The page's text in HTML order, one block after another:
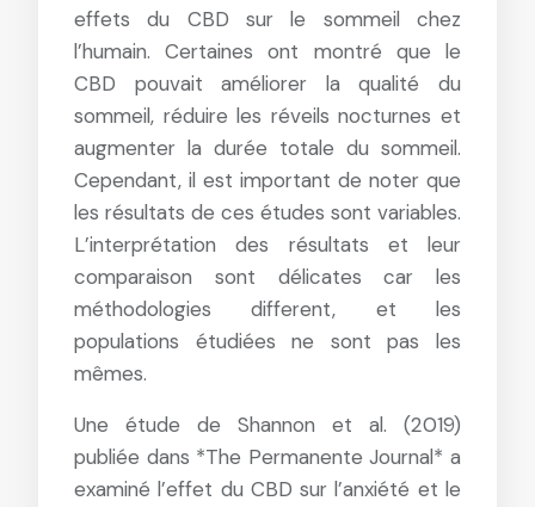
effets du CBD sur le sommeil chez
l’humain. Certaines ont montré que le
CBD pouvait améliorer la qualité du
sommeil, réduire les réveils nocturnes et
augmenter la durée totale du sommeil.
Cependant, il est important de noter que
les résultats de ces études sont variables.
L’interprétation des résultats et leur
comparaison sont délicates car les
méthodologies different, et les
populations étudiées ne sont pas les
mêmes.
Une étude de Shannon et al. (2019)
publiée dans *The Permanente Journal* a
examiné l’effet du CBD sur l’anxiété et le